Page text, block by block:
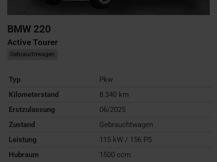
BMW 220
Active Tourer
Gebrauchtwagen
Typ
Pkw
Kilometerstand
8.340 km
Erstzulassung
06/2025
Zustand
Gebrauchtwagen
Leistung
115 kW / 156 PS
Hubraum
1500 ccm